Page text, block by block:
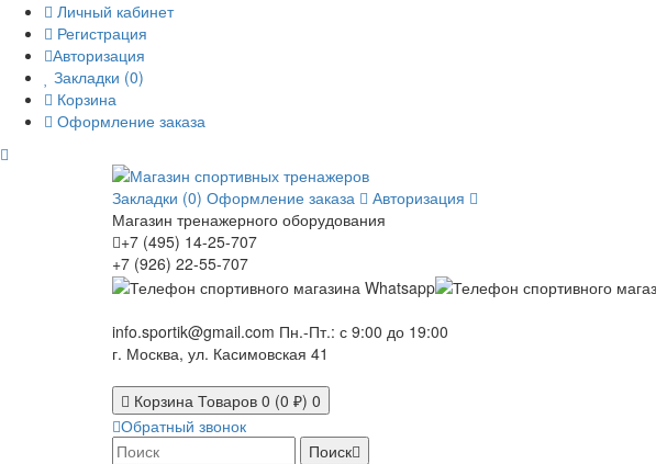
Личный кабинет
Регистрация
Авторизация
Закладки (0)
Корзина
Оформление заказа
Закладки (0) Оформление заказа
Авторизация
Магазин тренажерного оборудования
+7 (495) 14-25-707
+7 (926) 22-55-707
info.sportik@gmail.com Пн.-Пт.: с 9:00 до 19:00
г. Москва, ул. Касимовская 41
Корзина Товаров 0 (0 ₽) 0
Обратный звонок
Поиск